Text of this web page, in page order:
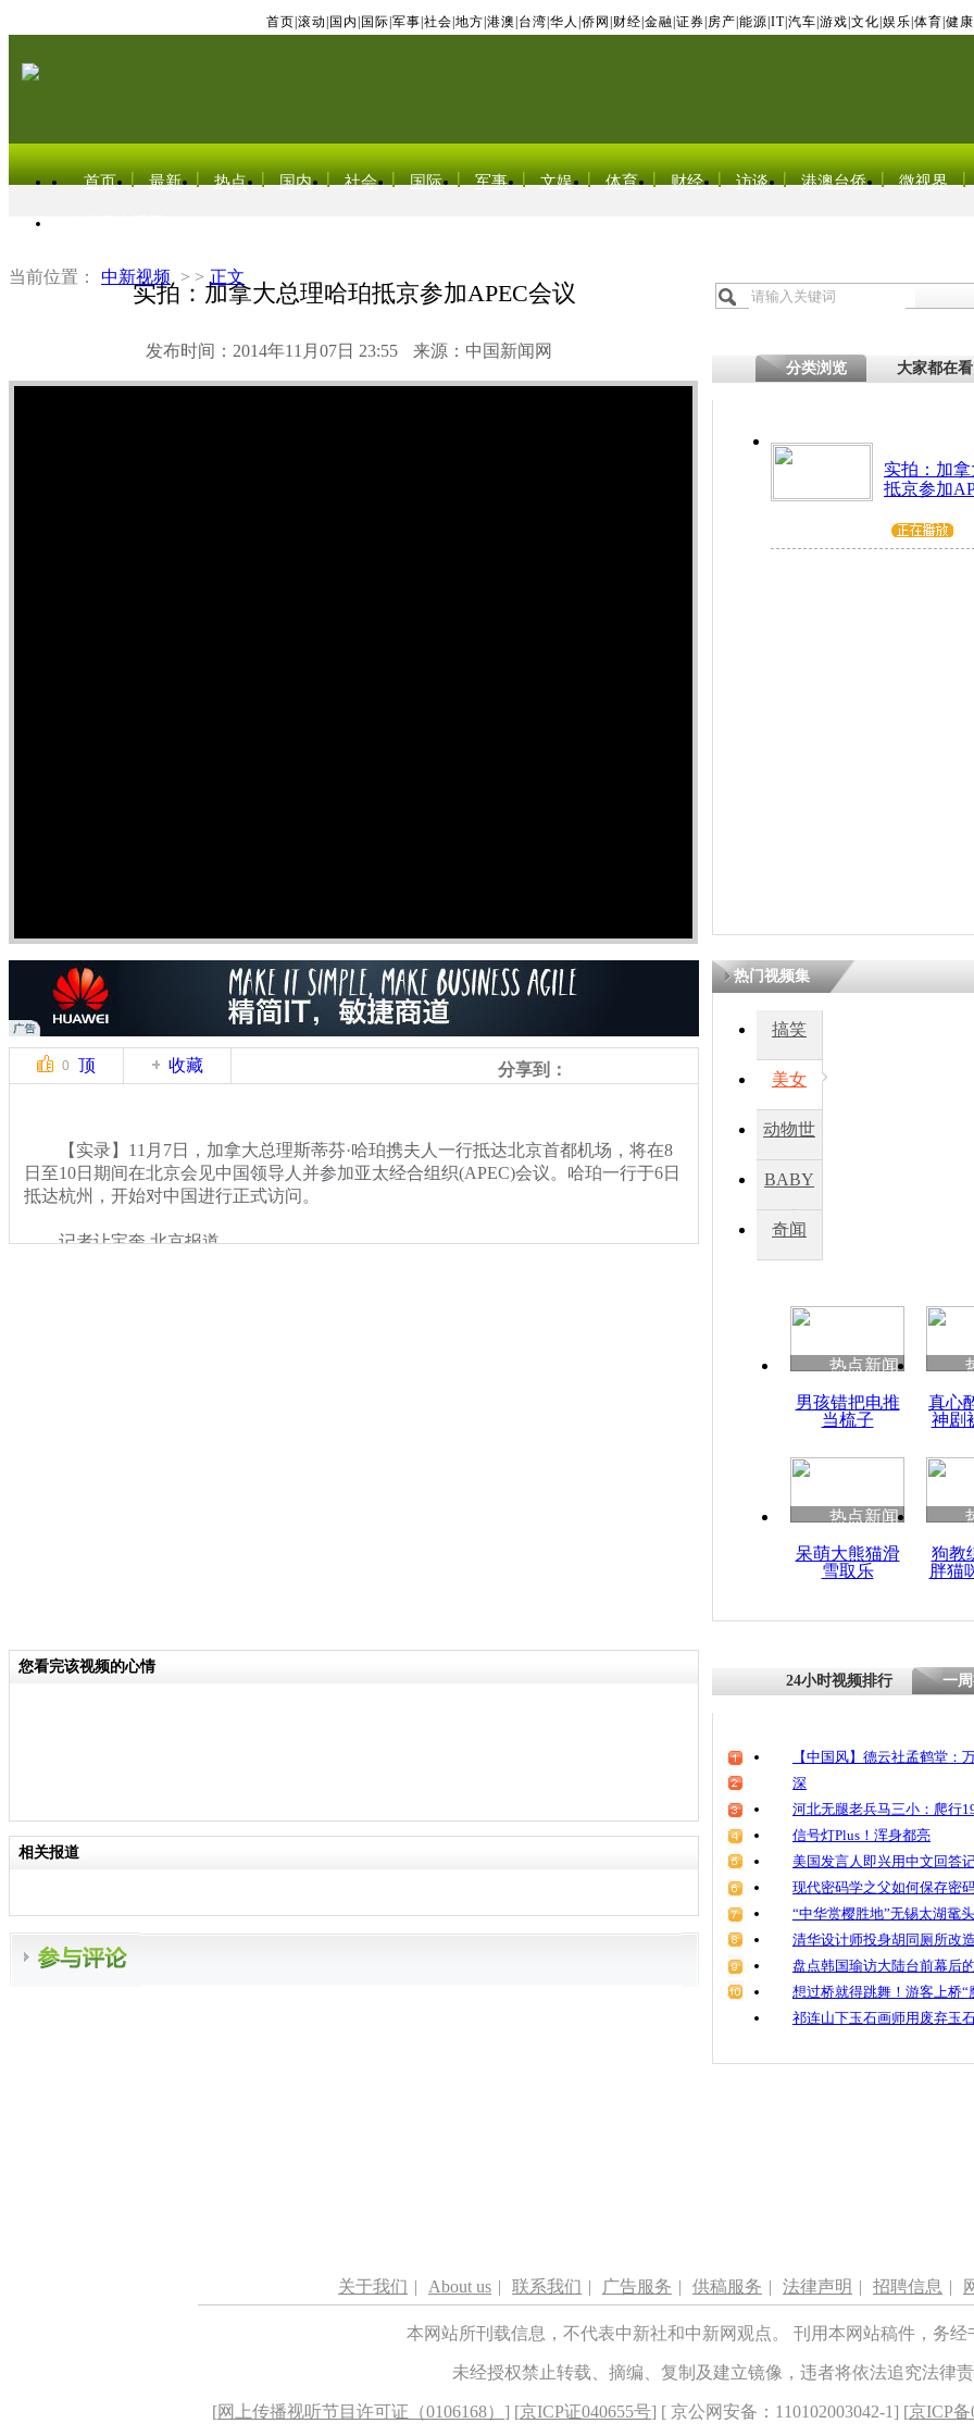
首页 滚动 国内 国际 军事 社会 地方 港澳 台湾 华人 侨网 财经 金融 证券 房产 能源 IT| 汽车 游戏 文化 娱乐 体育 健康
首页 最新 热点 国内 社会 国际 军事 文娱 体育 财经 访谈 港澳台侨 微视界
当前位置： 中新视频 > > 正文
实拍：加拿大总理哈珀抵京参加APEC会议
发布时间：2014年11月07日 23:55 来源：中国新闻网
分类浏览 大家都在看
实拍：加
抵京参加
0 顶 收藏 分享到：
【实录】11月7日，加拿大总理斯蒂芬·哈珀携夫人一行抵达北京首都机场，将在8
日至10日期间在北京会见中国领导人并参加亚太经合组织(APEC)会议。哈珀一行于6日
抵达杭州，开始对中国进行正式访问。
记者让宝奎 北京报道
热门视频集
搞笑
美女
动物世
BABY
秀
奇闻
热点新闻
男孩错把电推
当梳子
真心
神剧
热点新闻
呆萌大熊猫滑
雪取乐
狗教
胖猫
您看完该视频的心情
相关报道
24小时视频排行 一
【中国风】德云社孟鹤堂：
深
河北无腿老兵马三小：爬行
信号灯Plus！浑身都亮
美国发言人即兴用中文回答
现代密码学之父如何保存
“中华赏樱胜地”无锡太湖鼋
清华设计师投身胡同厕所改
盘点韩国瑜访大陆台前幕后
想过桥就得跳舞！游客上桥“
祁连山下玉石画师用废弃玉
关于我们 | About us | 联系我们 | 广告服务 | 供稿服务 | 法律声明 | 招聘信息 |
本网站所刊载信息，不代表中新社和中新网观点。 刊用本网站稿件，务经
未经授权禁止转载、摘编、复制及建立镜像，违者将依法追究法律
[网上传播视听节目许可证（0106168） ] [京ICP证040655号] [ 京公网安备：110102003042-1] [京ICP备